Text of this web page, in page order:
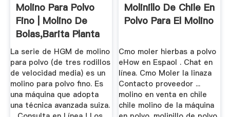
Molino Para Polvo
Fino | Molino De
Bolas,Barita Planta
De ...
La serie de HGM de molino
para polvo (de tres rodillos
de velocidad media) es un
molino para polvo fino. Es
una máquina que adopta
una técnica avanzada suiza.
Molinillo De Chile En
Polvo Para El Molino
Cmo moler hierbas a polvo
eHow en Espaol . Chat en
línea. Cmo Moler la linaza
Contacto proveedor ...
molino en venta en chile
chile molino de la máquina